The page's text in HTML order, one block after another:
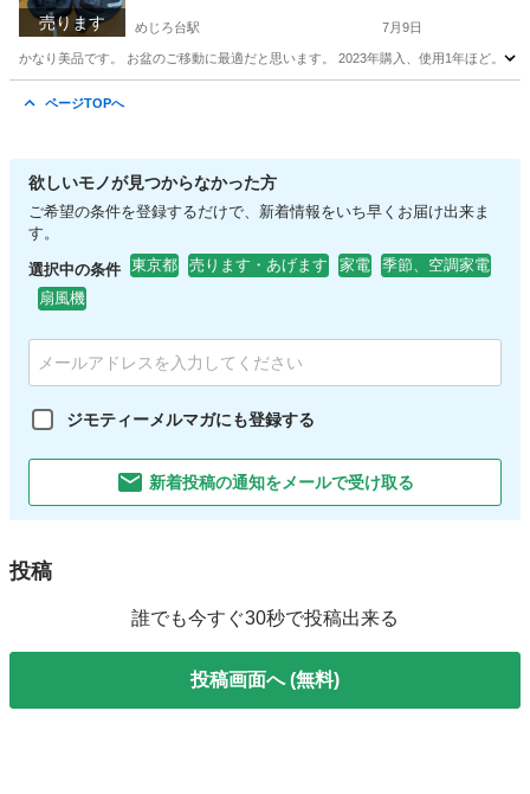
売ります めじろ台駅 7月9日
かなり美品です。 お盆のご移動に最適だと思います。 2023年購入、使用1年ほど。
ページTOPへ
欲しいモノが見つからなかった方
ご希望の条件を登録するだけで、新着情報をいち早くお届け出来ま
す。
選択中の条件 東京都 売ります・あげます 家電
季節、空調家電
扇風機
ジモティーメルマガにも登録する
新着投稿の通知をメールで受け取る
投稿
誰でも今すぐ30秒で投稿出来る
投稿画面へ (無料)